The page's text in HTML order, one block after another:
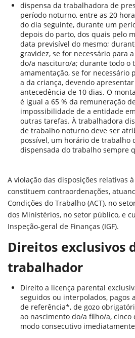
dispensa da trabalhadora de
período noturno, entre as 20
do dia seguinte, durante um
depois do parto, dos quais pelo
data previsível do mesmo;
gravidez, se for necessário para
do/a nascituro/a; durante todo o
amamentação, se for necessário
a da criança, devendo
antecedência de 10 dias. O
é igual a 65 % da remuneração
impossibilidade de a entidade
outras tarefas. À trabalhadora
de trabalho noturno deve ser
possível, um horário de trabalho
dispensada do trabalho sempre
A violação das disposições relativas
constituem contraordenações,
Condições do Trabalho (ACT), no
dos Ministérios, no setor público, e
Inspeção-geral de Finanças (IGF).
Direitos exclusivos
trabalhador
Direito a licença parental
seguidos ou interpolados, pagos
de referência*, de gozo
ao nascimento do/a filho/a, cinco
modo consecutivo